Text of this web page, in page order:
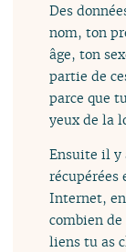
Des
nom, ton
âge, ton
partie de
parce que
yeux de la
Ensuite il y
récupérées
Internet,
combien
liens tu as